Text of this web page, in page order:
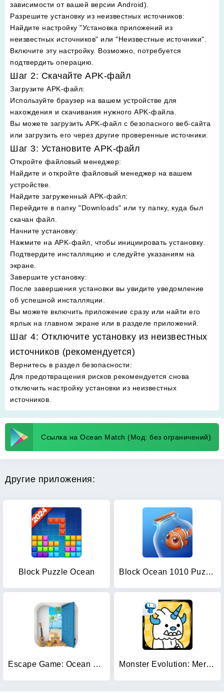
зависимости от вашей версии Android).
Разрешите установку из неизвестных источников:
Найдите настройку "Установка приложений из
неизвестных источников" или "Неизвестные источники".
Включите эту настройку. Возможно, потребуется
подтвердить операцию.
Шаг 2: Скачайте APK-файл
Загрузите APK-файл:
Используйте браузер на вашем устройстве для
нахождения и скачивания нужного APK-файла.
Вы можете загрузить APK-файл с безопасного веб-сайта
или загрузить его через другие проверенные источники.
Шаг 3: Установите APK-файл
Откройте файловый менеджер:
Найдите и откройте файловый менеджер на вашем
устройстве.
Найдите загруженный APK-файл:
Перейдите в папку "Downloads" или ту папку, куда был
скачан файл.
Начните установку:
Нажмите на APK-файл, чтобы инициировать установку.
Подтвердите инсталляцию и следуйте указаниям на
экране.
Завершите установку:
После завершения установки вы увидите уведомление
об успешной инсталляции.
Вы можете включить приложение сразу или найти его
ярлык на главном экране или в разделе приложений.
Шаг 4: Отключите установку из неизвестных
источников (рекомендуется)
Вернитесь в раздел безопасности:
Для предотвращения рисков рекомендуется снова
отключить настройку установки из неизвестных
источников.
Ссылка на Ocean Match (Мод: без ограничений)
Другие приложения:
Block Puzzle Ocean Block Ocean 1010 Puzzle Games
Escape Game: Ocean View Monster Evolution: Merge Game